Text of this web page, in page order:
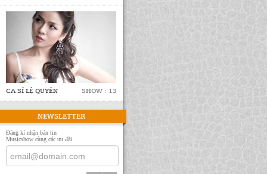
CA SĨ LỆ QUYÊN SHOW : 13
NEWSLETTER
Đăng kí nhận bản tin
Musicshow cùng các ưu đãi